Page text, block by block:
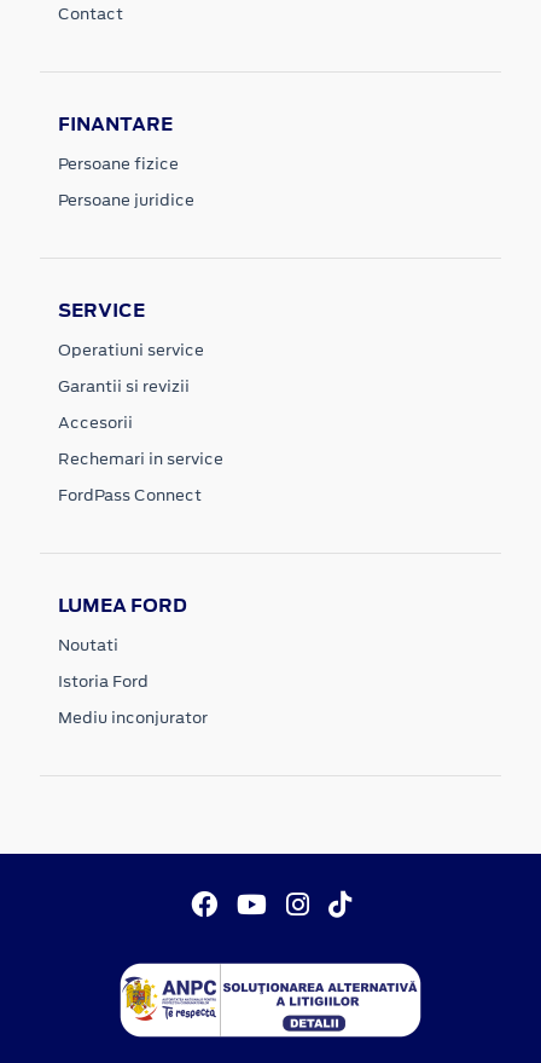
Contact
FINANTARE
Persoane fizice
Persoane juridice
SERVICE
Operatiuni service
Garantii si revizii
Accesorii
Rechemari in service
FordPass Connect
LUMEA FORD
Noutati
Istoria Ford
Mediu inconjurator